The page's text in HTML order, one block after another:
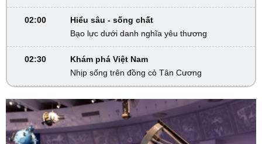
02:00
Hiểu sâu - sống chất
Bạo lực dưới danh nghĩa yêu thương
02:30
Khám phá Việt Nam
Nhịp sống trên đồng cỏ Tân Cương
02:45
VTV Sống khỏe
Đừng để bữa ăn trở thành mối lo
03:30
Phim truyện